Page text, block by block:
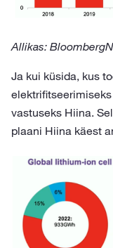
Allikas:
Ja kui küsida, kus
vastuseks Hiina.
plaani Hiina käest